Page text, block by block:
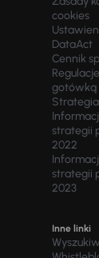
cookies
DataAct
Cennik
gotówką
strategii
2022
strategii
2023
Inne linki